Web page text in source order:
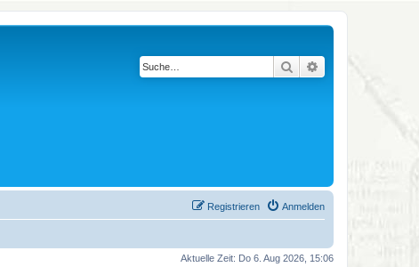
Suche Erweiterte Suche
Anmelden
Registrieren
Aktuelle Zeit: Do 6. Aug 2026, 15:06